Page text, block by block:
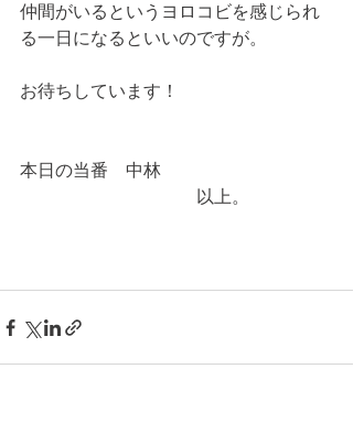
仲間がいるというヨロコビを感じられ
る一日になるといいのですが。
お待ちしています！
本日の当番　中林
以上。